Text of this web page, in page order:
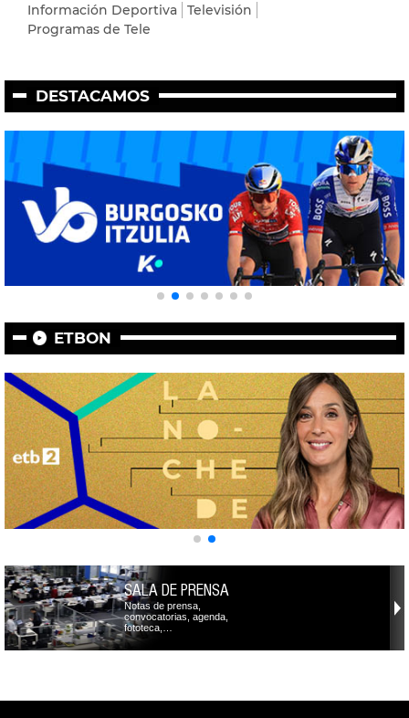
Información Deportiva
Televisión
Programas de Tele
DESTACAMOS
ETBON
SALA DE PRENSA
Notas de prensa,
convocatorias, agenda,
fototeca,…